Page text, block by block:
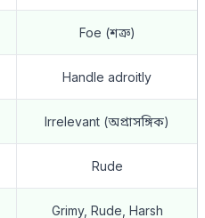
Foe (শত্রু)
Handle adroitly
Irrelevant (অপ্রাসঙ্গিক)
Rude
Grimy, Rude, Harsh